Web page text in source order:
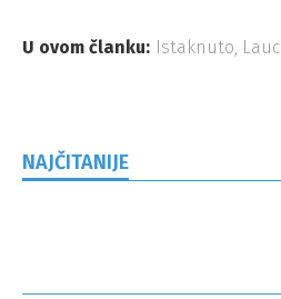
U ovom članku: Istaknuto, Lauc
NAJČITANIJE